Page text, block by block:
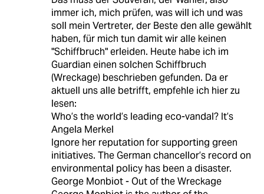
immer ich, mich prüfen, was will ich und was
soll mein Vertreter, der Beste den alle gewählt
haben, für mich tun damit wir alle keinen
"Schiffbruch" erleiden. Heute habe ich im
Guardian einen solchen Schiffbruch
(Wreckage) beschrieben gefunden. Da er
aktuell uns alle betrifft, empfehle ich hier zu
lesen:
Who’s the world’s leading eco-vandal? It’s
Angela Merkel
Ignore her reputation for supporting green
initiatives. The German chancellor’s record on
environmental policy has been a disaster.
George Monbiot - Out of the Wreckage